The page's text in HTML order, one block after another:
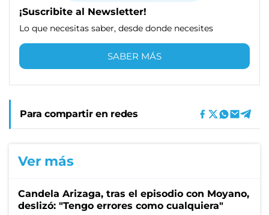
¡Suscribite al Newsletter!
Lo que necesitas saber, desde donde necesites
SABER MÁS
Para compartir en redes
Ver más
Candela Arizaga, tras el episodio con Moyano,
deslizó: "Tengo errores como cualquiera"